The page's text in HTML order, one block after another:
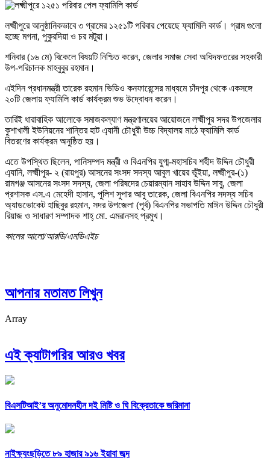
লক্ষ্মীপুরে আনুষ্ঠানিকভাবে ৩ গ্রামের ১২৫১টি পরিবার পেয়েছে ফ্যামিলি কার্ড। গ্রাম গুলো
হচ্ছে মগনা, পুকুরদিয়া ও চর মটুয়া।
শনিবার (১৬ মে) বিকেলে বিষয়টি নিশ্চিত করেন, জেলার সমাজ সেবা অধিদফতরের সহকারী
উপ-পরিচালক মাহবুবুর রহমান।
এইদিন প্রধানমন্ত্রী তারেক রহমান ভিডিও কনফারেন্সের মাধ্যমে চাঁদপুর থেকে একসঙ্গে
২০টি জেলায় ফ্যামিলি কার্ড কার্যক্রম শুভ উদ্বোধন করেন।
তারিই ধারাবাহিক আলোকে সমাজকল্যাণ মন্ত্রণালয়ের আয়োজনে লক্ষ্মীপুর সদর উপজেলার
কুশাখালী ইউনিয়নের শান্তির হাট এ্যানী চৌধুরী উচ্চ বিদ্যালয় মাঠে ফ্যামিলি কার্ড
বিতরণের কার্যক্রম অনুষ্ঠিত হয়।
এতে উপস্থিত ছিলেন, পানিসম্পদ মন্ত্রী ও বিএনপির যুগ্ম-মহাসচিব শহীদ উদ্দিন চৌধুরী
এ্যানি, লক্ষ্মীপুর- ২ (রায়পুর) আসনের সংসদ সদস্য আবুল খায়ের ভূঁইয়া, লক্ষ্মীপুর-(১)
রামগঞ্জ আসনের সংসদ সদস্য, জেলা পরিষদের চেয়ারম্যান সাহাব উদ্দিন সাবু, জেলা
প্রশাসক এস.এ মেহেদী হাসান, পুলিশ সুপার আবু তারেক, জেলা বিএনপির সদস্য সচিব
অ্যাডভোকেট হাছিবুর রহমান, সদর উপজেলা (পূর্ব) বিএনপির সভাপতি মাঈন উদ্দিন চৌধুরী
রিয়াজ ও সাধারণ সম্পাদক শাহ্ মো. এমরানসহ প্রমুখ।
কালের আলো/আরডি/এমডিএইচ
আপনার মতামত লিখুন
Array
এই ক্যাটাগরির আরও খবর
বিএসটিআই’র অনুমোদনহীন দই মিষ্টি ও ঘি বিক্রেতাকে জরিমানা
নাইক্ষ্যংছড়িতে ৮৯ হাজার ৯১৬ ইয়াবা জব্দ